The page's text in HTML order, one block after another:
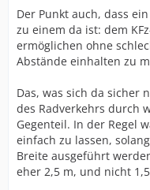
Der Punkt auch, dass
zu einem da ist: dem
ermöglichen ohne
Abstände einhalten zu
Das, was sich da sicher
des Radverkehrs durch
Gegenteil. In der Regel
einfach zu lassen,
Breite ausgeführt
eher 2,5 m, und nicht